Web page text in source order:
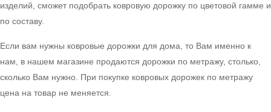
изделий, сможет подобрать ковровую дорожку по цветовой гамме и
по составу.
Если вам нужны ковровые дорожки для дома, то Вам именно к
нам, в нашем магазине продаются дорожки по метражу, столько,
сколько Вам нужно. При покупке ковровых дорожек по метражу
цена на товар не меняется.